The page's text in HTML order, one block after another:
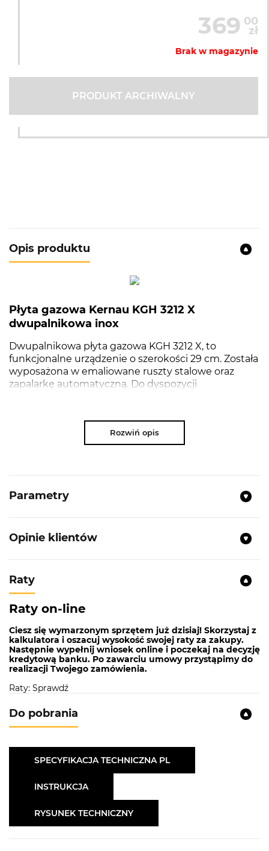
369 00
zł
Brak w magazynie
PRODUKT ARCHIWALNY
Opis produktu
Płyta gazowa Kernau KGH 3212 X
dwupalnikowa inox
Dwupalnikowa płyta gazowa KGH 3212 X, to
funkcjonalne urządzenie o szerokości 29 cm. Została
wyposażona w emaliowane ruszty stalowe oraz
zapalarkę automatyczną. Do dyspozycji
Kolor:Inox
nierdzewnej
Liczna palników:
Zabezpieczenie przeciwpyłowe gazu:
Instalacja:230V
Płyta z dwoma polami grzejnymi
KGH 3212 X to płyta do zabudowy, która posiada 2
W i 1000 W. Różne moce pól zapewniają optymalne
warunki do przygotowania różnorodnych potraw.
zintegrowane z pokrętłami, dzięki którym jednym
prostym ruchem uruchomisz wybrane pole.
Urządzeniem sterujemy z frontu za pomocą
prostych w obsłudze pokręteł.
Rozwiń opis
Parametry
Opinie klientów
Raty
Raty on-line
Ciesz się wymarzonym sprzętem już dzisiaj! Skorzystaj z
kalkulatora i oszacuj wysokość swojej raty za zakupy.
Następnie wypełnij wniosek online i poczekaj na decyzję
kredytową banku. Po zawarciu umowy przystąpimy do
realizacji Twojego zamówienia.
Raty: Sprawdź
Do pobrania
SPECYFIKACJA TECHNICZNA PL
INSTRUKCJA
RYSUNEK TECHNICZNY